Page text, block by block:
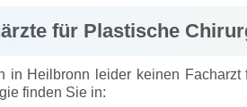
für Plastische
in Heilbronn leider keinen
finden Sie in: